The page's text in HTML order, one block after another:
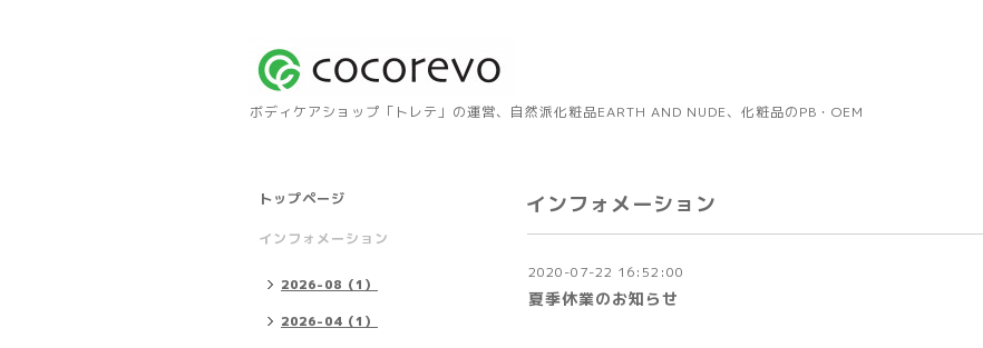
ボディケアショップ「トレテ」の運営、自然派化粧品EARTH AND NUDE、化粧品のPB・OEM
インフォメーション
2020-07-22 16:52:00
夏季休業のお知らせ
トップページ
インフォメーション
2026-08（1）
2026-04（1）